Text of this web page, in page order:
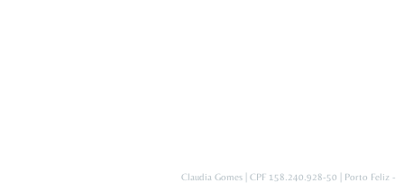
Claudia Gomes | CPF 158.240.928-50 | Porto Feliz -